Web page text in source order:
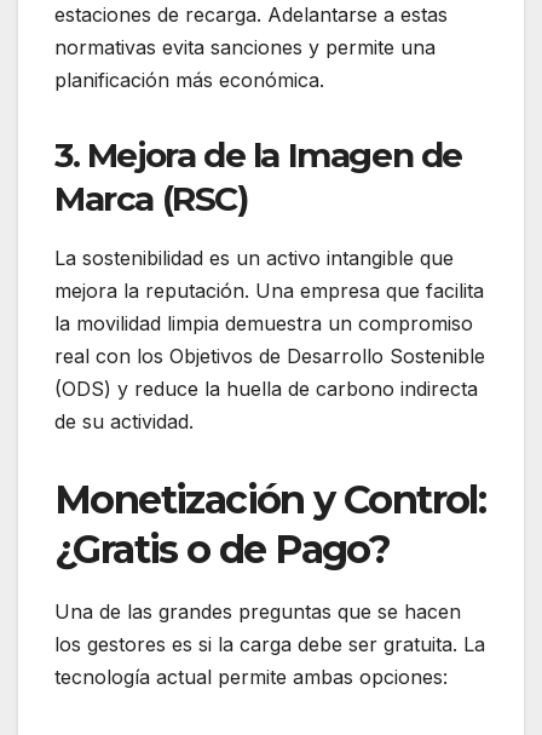
estaciones de recarga. Adelantarse a estas
normativas evita sanciones y permite una
planificación más económica.
3. Mejora de la Imagen de
Marca (RSC)
La sostenibilidad es un activo intangible que
mejora la reputación. Una empresa que facilita
la movilidad limpia demuestra un compromiso
real con los Objetivos de Desarrollo Sostenible
(ODS) y reduce la huella de carbono indirecta
de su actividad.
Monetización y Control:
¿Gratis o de Pago?
Una de las grandes preguntas que se hacen
los gestores es si la carga debe ser gratuita. La
tecnología actual permite ambas opciones: